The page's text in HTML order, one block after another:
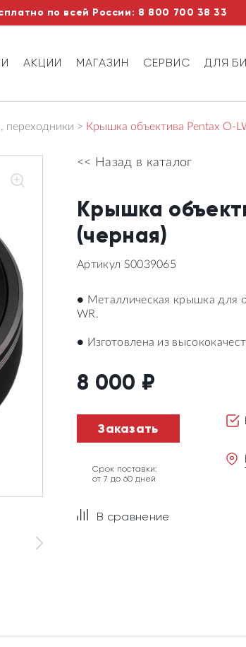
по всей России: 8 800 700 38 33
АКЦИИ МАГАЗИН СЕРВИС ДЛЯ
переходники Крышка объектива Pentax O-
<< Назад в каталог
Крышка
(черная)
Артикул S0039065
● Металлическая крышка для
WR.
● Изготовлена из
8 000 ₽
Заказать
Срок поставки:
от 7 до 60 дней
В сравнение